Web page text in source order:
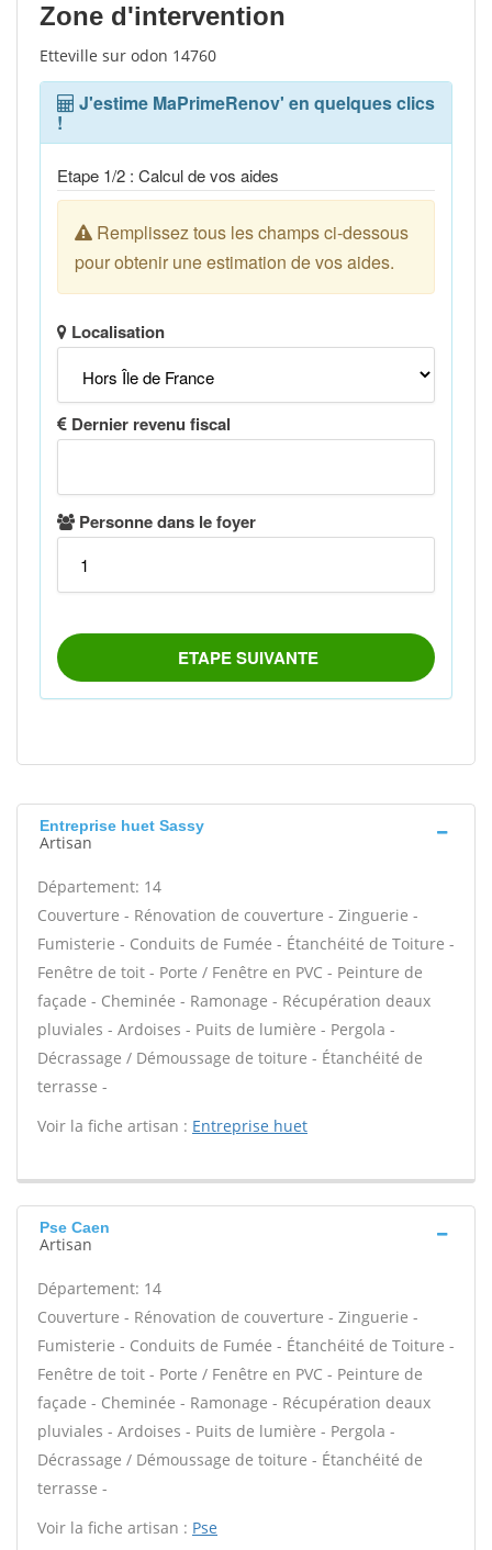
Zone d'intervention
Etteville sur odon 14760
Entreprise huet Sassy
Artisan
Département: 14
Couverture - Rénovation de couverture - Zinguerie -
Fumisterie - Conduits de Fumée - Étanchéité de Toiture -
Fenêtre de toit - Porte / Fenêtre en PVC - Peinture de
façade - Cheminée - Ramonage - Récupération deaux
pluviales - Ardoises - Puits de lumière - Pergola -
Décrassage / Démoussage de toiture - Étanchéité de
terrasse -
Voir la fiche artisan : Entreprise huet
Pse Caen
Artisan
Département: 14
Couverture - Rénovation de couverture - Zinguerie -
Fumisterie - Conduits de Fumée - Étanchéité de Toiture -
Fenêtre de toit - Porte / Fenêtre en PVC - Peinture de
façade - Cheminée - Ramonage - Récupération deaux
pluviales - Ardoises - Puits de lumière - Pergola -
Décrassage / Démoussage de toiture - Étanchéité de
terrasse -
Voir la fiche artisan : Pse